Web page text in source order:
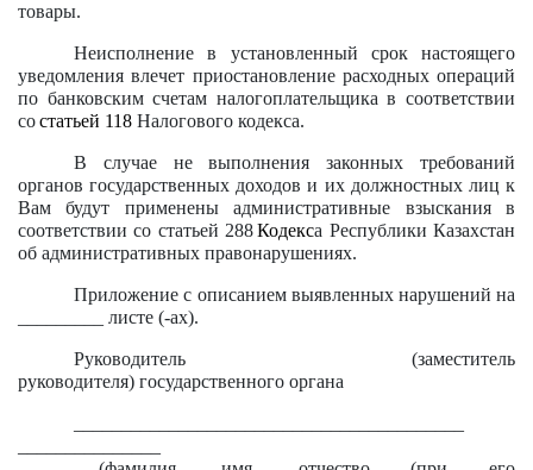
товары.
Неисполнение в установленный срок настоящего
уведомления влечет приостановление расходных операций
по банковским счетам налогоплательщика в соответствии
состатьей 118 Налогового кодекса.
В случае не выполнения законных требований
органов государственных доходов и их должностных лиц к
Вам будут применены административные взыскания в
соответствии со статьей 288Кодекса Республики Казахстан
об административных правонарушениях.
Приложение с описанием выявленных нарушений на
_________ листе (-ах).
Руководитель (заместитель
руководителя) государственного органа